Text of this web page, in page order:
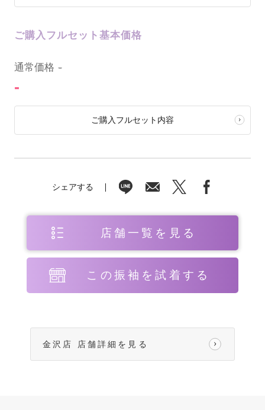
ご購入フルセット基本価格
通常価格 -
-
ご購入フルセット内容
シェアする
店舗一覧を見る
この振袖を試着する
金沢店 店舗詳細を見る